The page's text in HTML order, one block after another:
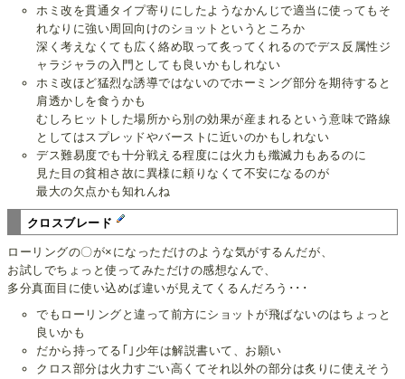
ホミ改を貫通タイプ寄りにしたようなかんじで適当に使ってもそ
れなりに強い周回向けのショットというところか
深く考えなくても広く絡め取って炙ってくれるのでデス反属性ジ
ャラジャラの入門としても良いかもしれない
ホミ改ほど猛烈な誘導ではないのでホーミング部分を期待すると
肩透かしを食うかも
むしろヒットした場所から別の効果が産まれるという意味で路線
としてはスプレッドやバーストに近いのかもしれない
デス難易度でも十分戦える程度には火力も殲滅力もあるのに
見た目の貧相さ故に異様に頼りなくて不安になるのが
最大の欠点かも知れんね
クロスブレード
ローリングの〇が×になっただけのような気がするんだが、
お試しでちょっと使ってみただけの感想なんで、
多分真面目に使い込めば違いが見えてくるんだろう･･･
でもローリングと違って前方にショットが飛ばないのはちょっと
良いかも
だから持ってる｢｣少年は解説書いて、お願い
クロス部分は火力すごい高くてそれ以外の部分は炙りに使えそう